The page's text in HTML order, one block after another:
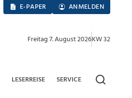
E-PAPER ANMELDEN
Freitag 7. August 2026KW 32
LESERREISE SERVICE